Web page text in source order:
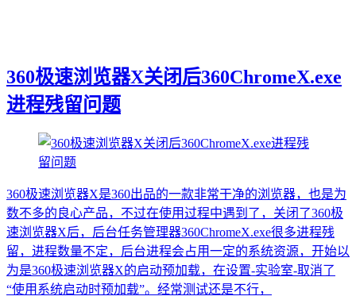
360极速浏览器X关闭后360ChromeX.exe
进程残留问题
360极速浏览器X是360出品的一款非常干净的浏览器，也是为
数不多的良心产品，不过在使用过程中遇到了，关闭了360极
速浏览器X后，后台任务管理器360ChromeX.exe很多进程残
留，进程数量不定，后台进程会占用一定的系统资源，开始以
为是360极速浏览器X的启动预加载，在设置-实验室-取消了
“使用系统启动时预加载”。经常测试还是不行，